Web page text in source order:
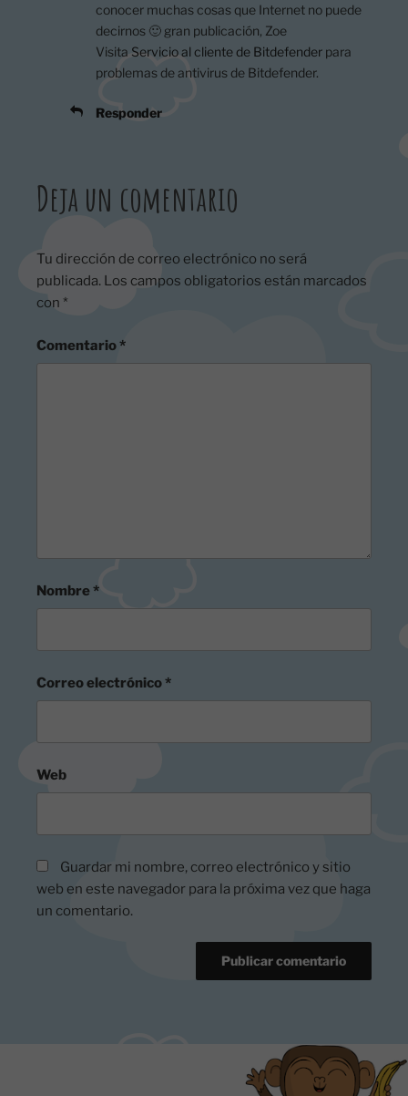
conocer muchas cosas que Internet no puede
decirnos 🙂 gran publicación, Zoe
Visita Servicio al cliente de Bitdefender para
problemas de antivirus de Bitdefender.
Responder
Deja un comentario
Tu dirección de correo electrónico no será
publicada. Los campos obligatorios están marcados
con *
Comentario*
Nombre*
Correo electrónico*
Web
Guardar mi nombre, correo electrónico y sitio
web en este navegador para la próxima vez que haga
un comentario.